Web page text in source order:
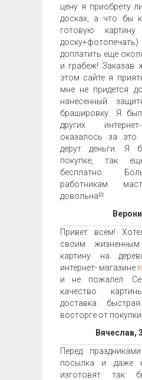
цену я приобрету
досках, а что бы
готовую картину
доплатить еще
и грабеж! Заказав
этом сайте я
мне не придется
нанесенный
брашировку. Я
других
оказалось за
дерут деньги. Я
покупке, так
бесплатно.
работникам
довольна!!!
Привет всем!
своим
картину на
интернет- магазине
и не пожалел.
качество
доставка
восторге от покупки!
Вячеслав,
Перед
посылка и даже
изготовят так